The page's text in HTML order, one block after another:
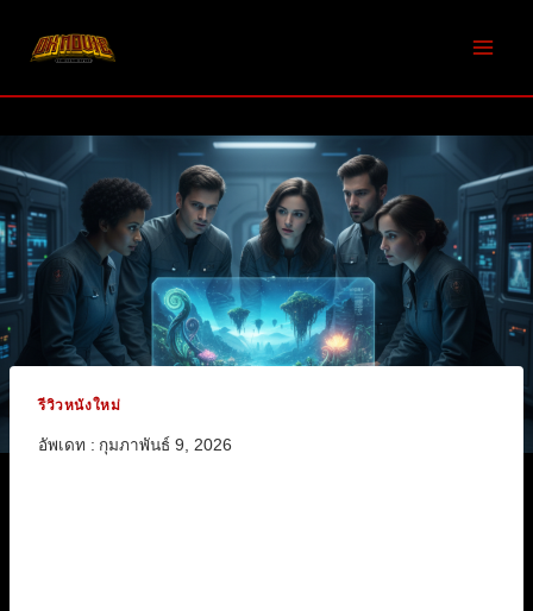
รีวิวหนังใหม่
อัพเดท : กุมภาพันธ์ 9, 2026